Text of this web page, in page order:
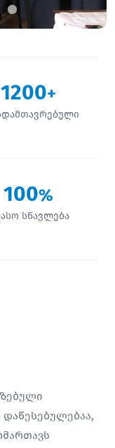
1200+
100%
სწავლება